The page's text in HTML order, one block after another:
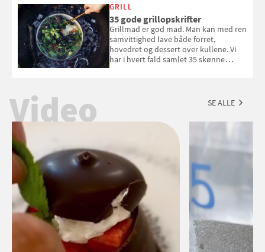
med i Samvirkes skønne vinquiz, hvor
du kan vinde 6 flasker vin fra Viña
Esmeralda. Konkurrencen slutter 1.
september 2026.
GRILL
35 gode grillopskrifter
Grillmad er god mad. Man kan med ren
samvittighed lave både forret,
hovedret og dessert over kullene. Vi
har i hvert fald samlet 35 skønne
Video SE ALLE